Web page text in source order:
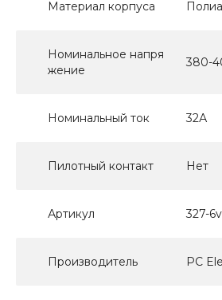
Материал корпуса
Номинальное напря
жение
380-
Номинальный ток 32А
Пилотный контакт Нет
Артикул 327-6v
Производитель PC